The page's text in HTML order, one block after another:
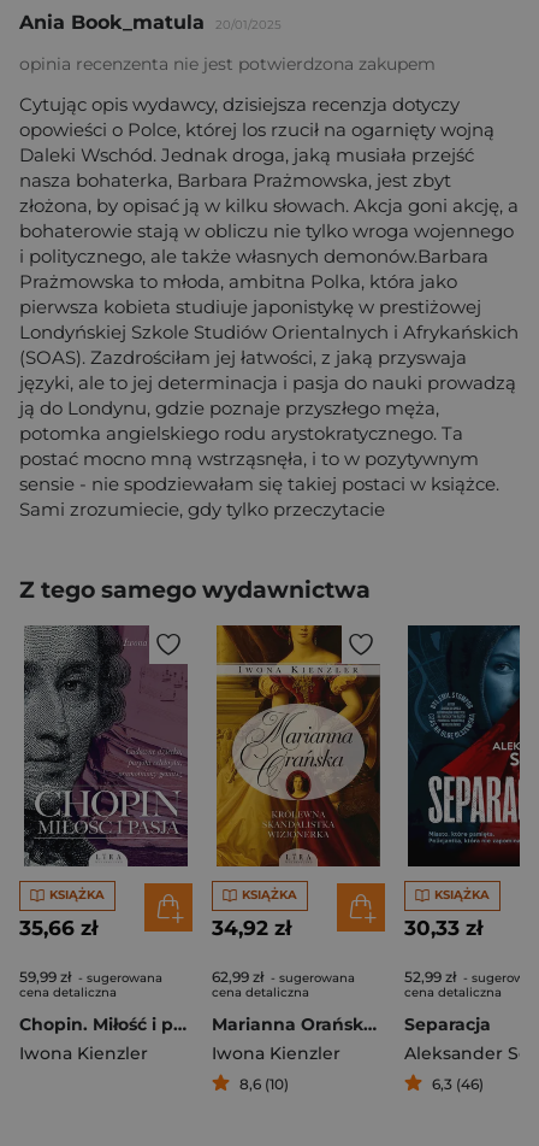
Ania Book_matula 20/01/2025
opinia recenzenta nie jest potwierdzona zakupem
Cytując opis wydawcy, dzisiejsza recenzja dotyczy
opowieści o Polce, której los rzucił na ogarnięty wojną
Daleki Wschód. Jednak droga, jaką musiała przejść
nasza bohaterka, Barbara Prażmowska, jest zbyt
złożona, by opisać ją w kilku słowach. Akcja goni akcję, a
bohaterowie stają w obliczu nie tylko wroga wojennego
i politycznego, ale także własnych demonów.Barbara
Prażmowska to młoda, ambitna Polka, która jako
pierwsza kobieta studiuje japonistykę w prestiżowej
Londyńskiej Szkole Studiów Orientalnych i Afrykańskich
(SOAS). Zazdrościłam jej łatwości, z jaką przyswaja
języki, ale to jej determinacja i pasja do nauki prowadzą
ją do Londynu, gdzie poznaje przyszłego męża,
potomka angielskiego rodu arystokratycznego. Ta
postać mocno mną wstrząsnęła, i to w pozytywnym
sensie - nie spodziewałam się takiej postaci w książce.
Sami zrozumiecie, gdy tylko przeczytacie
Z tego samego wydawnictwa
KSIĄŻKA
35,66 zł
59,99 zł - sugerowana
cena detaliczna
Chopin. Miłość i pasja wyd. 2
Iwona Kienzler
KSIĄŻKA
34,92 zł
62,99 zł - sugerowana
cena detaliczna
Marianna Orańska. Królewna, skandalistka, wizjonerka
Iwona Kienzler
8,6 (10)
KSIĄŻKA
30,33 zł
52,99 zł -
cena detaliczna
Separacja
Aleksander
6,3 (46)